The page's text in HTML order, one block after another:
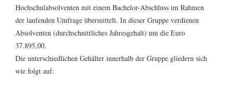
Hochschulabsolventen mit einem Bachelor-Abschluss im Rahmen
der laufenden Umfrage übermittelt. In dieser Gruppe verdienen
Absolventen (durchschnittliches Jahresgehalt) um die Euro
37.895,00.
Die unterschiedlichen Gehälter innerhalb der Gruppe gliedern sich
wie folgt auf: